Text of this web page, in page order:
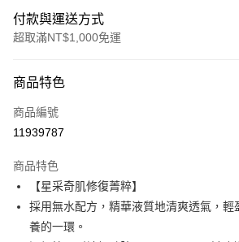
付款與運送方式
超取滿NT$1,000免運
信用卡一次付款
信用卡分期付款
合作金庫商業銀行
華南商業銀行
上海商業儲蓄銀行
台北富邦
國泰世華商業銀行
6 期 0 利率 每期
華南商業銀行
彰化商業
上海商業儲蓄銀行
超商取貨付款
LINE Pay
商品特色
商品編號
11939787
商品特色
【星采奇肌修復菁粹】
採用無水配方，精華液質地清爽透氣，輕
養的一環。